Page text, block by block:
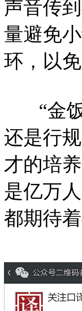
声音传
量避免
环，以
“金饭
还是行
才的培
是亿万
都期待